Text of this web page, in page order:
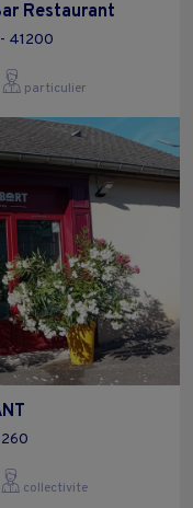
Restaurant
41200
particulier
collectivite